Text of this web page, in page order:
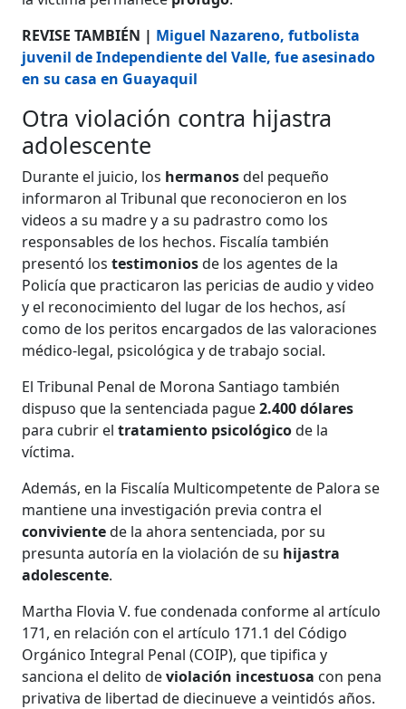
REVISE TAMBIÉN | Miguel Nazareno, futbolista
juvenil de Independiente del Valle, fue asesinado
en su casa en Guayaquil
Otra violación contra hijastra
adolescente
Durante el juicio, los hermanosdel pequeño
informaron al Tribunal que reconocieron en los
videos a su madre y a su padrastro como los
responsables de los hechos. Fiscalía también
presentó lostestimoniosde los agentes de la
Policía que practicaron las pericias de audio y video
y el reconocimiento del lugar de los hechos, así
como de los peritos encargados de las valoraciones
médico-legal, psicológica y de trabajo social.
El Tribunal Penal de Morona Santiago también
dispuso que la sentenciada pague2.400 dólares
para cubrir eltratamiento psicológicode la
víctima.
Además, en la Fiscalía Multicompetente de Palora se
mantiene una investigación previa contra el
convivientede la ahora sentenciada, por su
presunta autoría en la violación de su hijastra
adolescente.
Martha Flovia V. fue condenada conforme al artículo
171, en relación con el artículo 171.1 del Código
Orgánico Integral Penal (COIP), que tipifica y
sanciona el delito deviolación incestuosa con pena
privativa de libertad de diecinueve a veintidós años.